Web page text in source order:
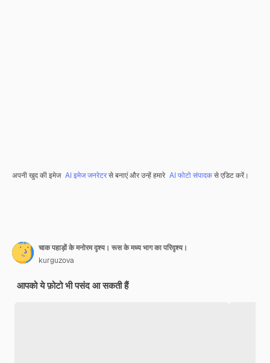
अपनी खुद की इमेज AI इमेज जनरेटरसे बनाएं और उन्हें हमारे AI फोटो संपादकसे एडिट करें।
चाक पहाड़ों के मनोरम दृश्य। रूस के मध्य भाग का परिदृश्य।
kurguzova
आपको ये फ़ोटो भी पसंद आ सकती हैं